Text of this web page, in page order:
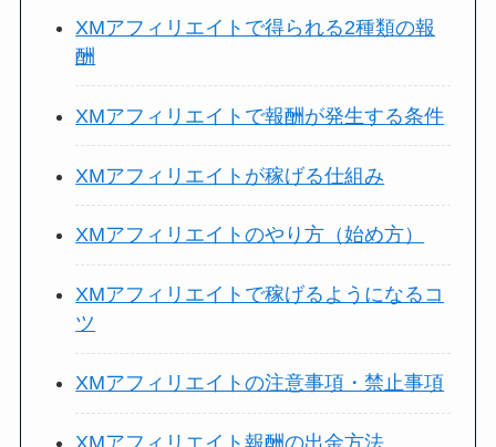
XMアフィリエイトで得られる2種類の報
酬
XMアフィリエイトで報酬が発生する条件
XMアフィリエイトが稼げる仕組み
XMアフィリエイトのやり方（始め方）
XMアフィリエイトで稼げるようになるコ
ツ
XMアフィリエイトの注意事項・禁止事項